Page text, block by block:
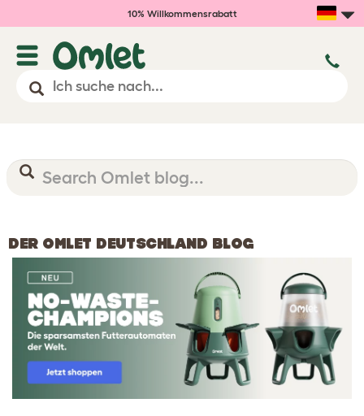
10% Willkommensrabatt
DER OMLET DEUTSCHLAND BLOG